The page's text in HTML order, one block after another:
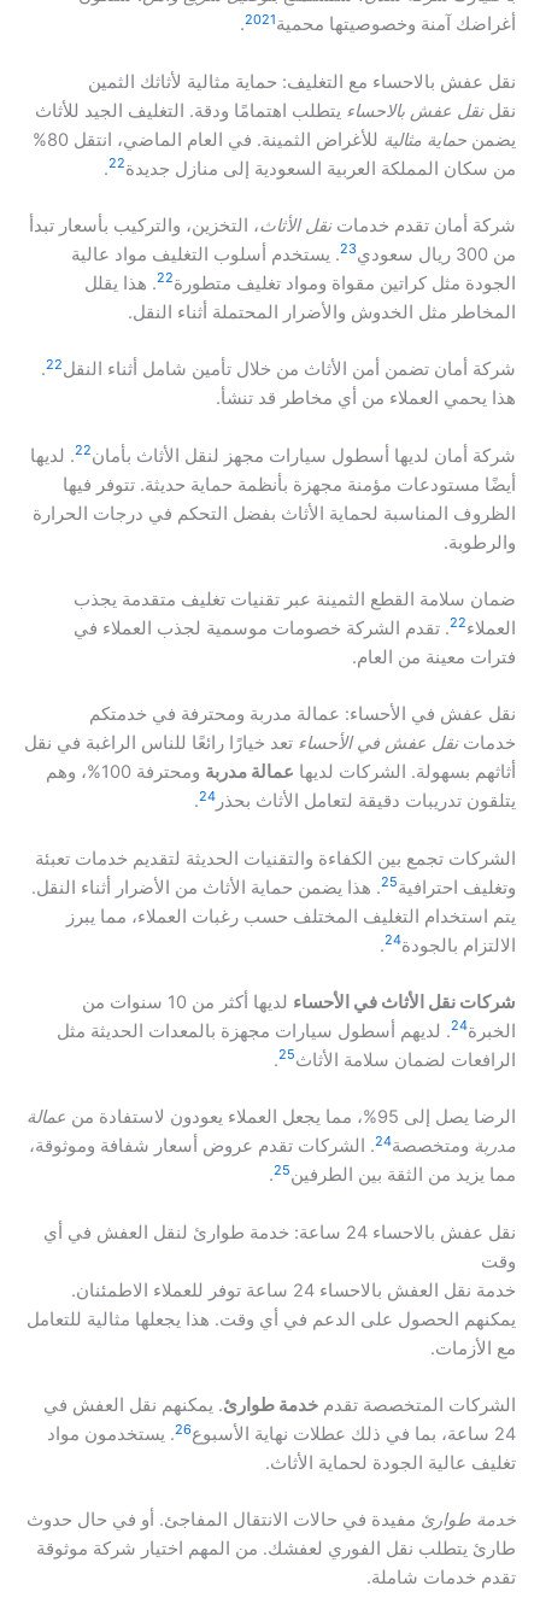
أغراضك آمنة وخصوصيتها محمية
2021
.
نقل عفش بالاحساء مع التغليف: حماية مثالية لأثاثك الثمين
نقلنقل عفش بالاحساء يتطلب اهتمامًا ودقة. التغليف الجيد للأثاث
يضمن حماية مثالية
للأغراض الثمينة. في العام الماضي، انتقل 80%
من سكان المملكة العربية السعودية إلى منازل جديدة22
.
شركة أمان تقدم خدماتنقل الأثاث، التخزين، والتركيب بأسعار تبدأ
من 300 ريال سعودي
23. يستخدم أسلوب التغليف مواد عالية
الجودة مثل كراتين مقواة ومواد تغليف متطورة22. هذا يقلل
المخاطر مثل الخدوش والأضرار المحتملة أثناء النقل.
شركة أمان تضمن أمن الأثاث من خلال تأمين شامل أثناء النقل22
.
هذا يحمي العملاء من أي مخاطر قد تنشأ.
شركة أمان لديها أسطول سيارات مجهز لنقل الأثاث بأمان22. لديها
أيضًا مستودعات مؤمنة مجهزة بأنظمة حماية حديثة. تتوفر فيها
الظروف المناسبة لحماية الأثاث بفضل التحكم في درجات الحرارة
والرطوبة.
ضمان سلامة القطع الثمينة عبر تقنيات تغليف متقدمة يجذب
العملاء22. تقدم الشركة خصومات موسمية لجذب العملاء في
فترات معينة من العام.
نقل عفش في الأحساء: عمالة مدربة ومحترفة في خدمتكم
خدماتنقل عفش في الأحساء تعد خيارًا رائعًا للناس الراغبة في نقل
أثاثهم بسهولة. الشركات لديها عمالة مدربة
ومحترفة 100%، وهم
يتلقون تدريبات دقيقة لتعامل الأثاث بحذر 24
.
الشركات تجمع بين الكفاءة والتقنيات الحديثة لتقديم خدمات تعبئة
وتغليف احترافية25. هذا يضمن حماية الأثاث من الأضرار أثناء النقل.
يتم استخدام التغليف المختلف حسب رغبات العملاء، مما يبرز
الالتزام بالجودة24
.
شركات نقل الأثاث في الأحساء
لديها أكثر من 10 سنوات من
الخبرة24. لديهم أسطول سيارات مجهزة بالمعدات الحديثة مثل
الرافعات لضمان سلامة الأثاث25
.
الرضا يصل إلى 95%، مما يجعل العملاء يعودون لاستفادة من
عمالة
مدربة ومتخصصة24. الشركات تقدم عروض أسعار شفافة وموثوقة،
مما يزيد من الثقة بين الطرفين25
.
نقل عفش بالاحساء 24 ساعة: خدمة طوارئ لنقل العفش في أي
وقت
خدمة نقل العفش بالاحساء 24 ساعة توفر للعملاء الاطمئنان.
يمكنهم الحصول على الدعم في أي وقت. هذا يجعلها مثالية للتعامل
مع الأزمات.
الشركات المتخصصة تقدم خدمة طوارئ. يمكنهم نقل العفش في
24 ساعة، بما في ذلك عطلات نهاية الأسبوع
26. يستخدمون مواد
تغليف عالية الجودة لحماية الأثاث.
خدمة طوارئ مفيدة في حالات الانتقال المفاجئ. أو في حال حدوث
طارئ يتطلب نقل الفوري لعفشك. من المهم اختيار شركة موثوقة
تقدم خدمات شاملة.